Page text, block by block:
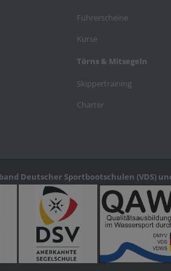
Führerscheine
Kurse
Törns & Mitsegeln
Skippertraining
Charter
Deutscher Sportbootschulen (VDS)